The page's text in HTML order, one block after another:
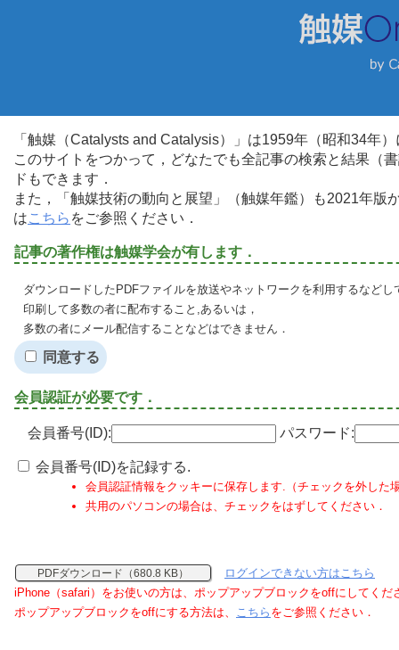
「触媒（Catalysts and Catalysis）」は1959年（昭和34年
このサイトをつかって，どなたでも全記事の検索と結果（
ドもできます．
また，「触媒技術の動向と展望」（触媒年鑑）も2021年
はこちら をご参照ください．
記事の著作権は触媒学会が有します．
ダウンロードしたPDFファイルを放送やネットワークを利用するなど
印刷して多数の者に配布すること,あるいは，
多数の者にメール配信することなどはできません．
同意する
会員認証が必要です．
会員番号(ID): パスワード:
会員番号(ID)を記録する.
会員認証情報をクッキーに保存します.（チェックを外した
共用のパソコンの場合は、チェックをはずしてください．
PDFダウンロード（680.8 KB）
ログインできない方はこちら
iPhone（safari）をお使いの方は、ポップアップブロックをoffにしてくだ
ポップアップブロックをoffにする方法は、 こちら をご参照ください．